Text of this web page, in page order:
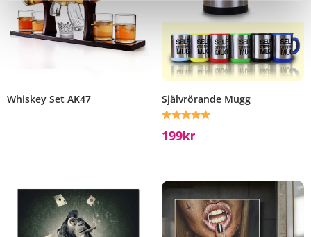
Whiskey Set AK47 Självrörande Mugg
5.00
199Kr